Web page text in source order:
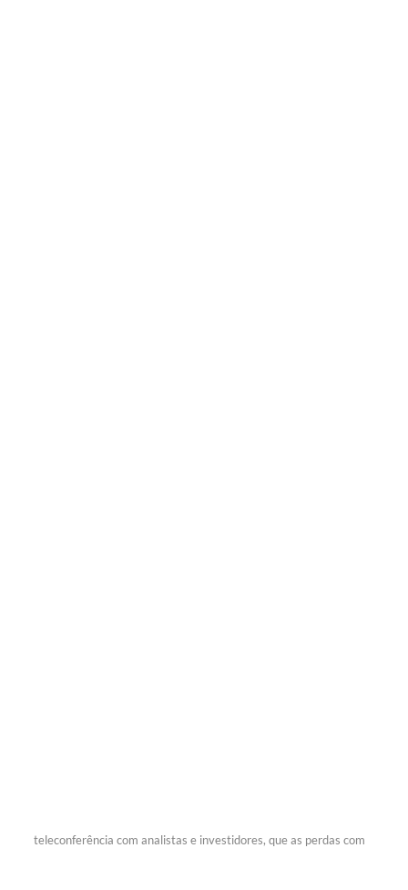
teleconferência com analistas e investidores, que as perdas com